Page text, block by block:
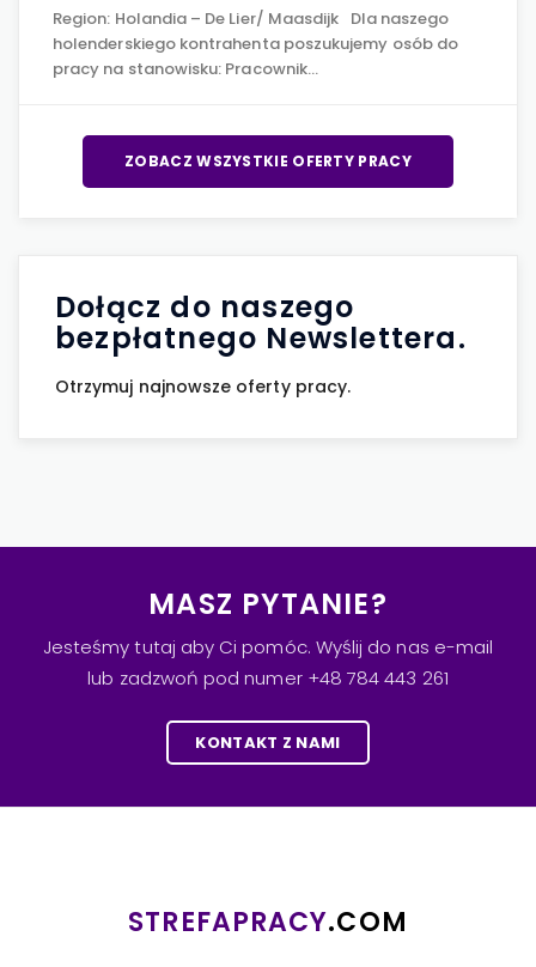
Region: Holandia – De Lier/ Maasdijk Dla naszego
holenderskiego kontrahenta poszukujemy osób do
pracy na stanowisku: Pracownik…
ZOBACZ WSZYSTKIE OFERTY PRACY
Dołącz do naszego
bezpłatnego Newslettera.
Otrzymuj najnowsze oferty pracy.
MASZ PYTANIE?
Jesteśmy tutaj aby Ci pomóc. Wyślij do nas e-mail
lub zadzwoń pod numer +48 784 443 261
KONTAKT Z NAMI
STREFAPRACY.COM